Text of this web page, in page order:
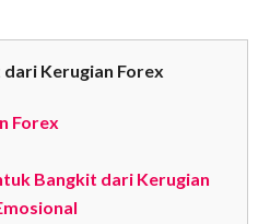
Kerugian Forex
Forex
Bangkit dari Kerugian